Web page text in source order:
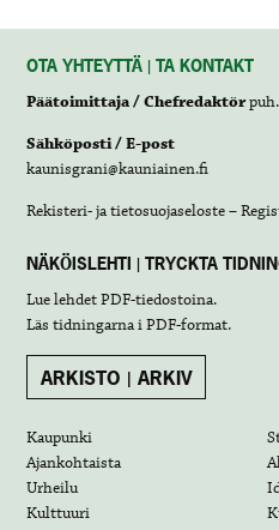
OTA YHTEYTTÄ | TA KONTAKT
Päätoimittaja / Chefredaktör
Sähköposti / E-post
kaunisgrani@kauniainen.fi
Rekisteri- ja tietosuojaseloste –
NÄKÖISLEHTI | TRYCKTA
Lue lehdetPDF-tiedostoina.
Läs tidningarna iPDF-format.
ARKISTO | ARKIV
Kaupunki
Ajankohtaista
Urheilu
Kulttuuri